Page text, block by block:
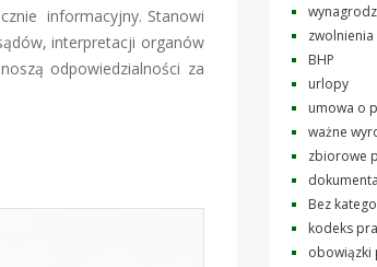
informacyjny. Stanowi
interpretacji organów
odpowiedzialności za
zwolnienia
BHP
urlopy
umowa o
ważne
zbiorowe
Bez
kodeks
obowiązki